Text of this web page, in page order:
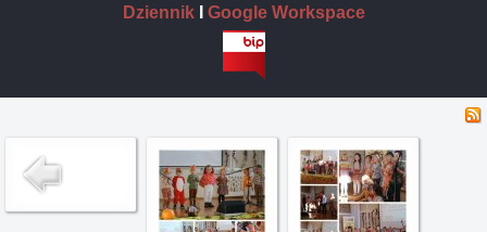
DziennikI Google Workspace